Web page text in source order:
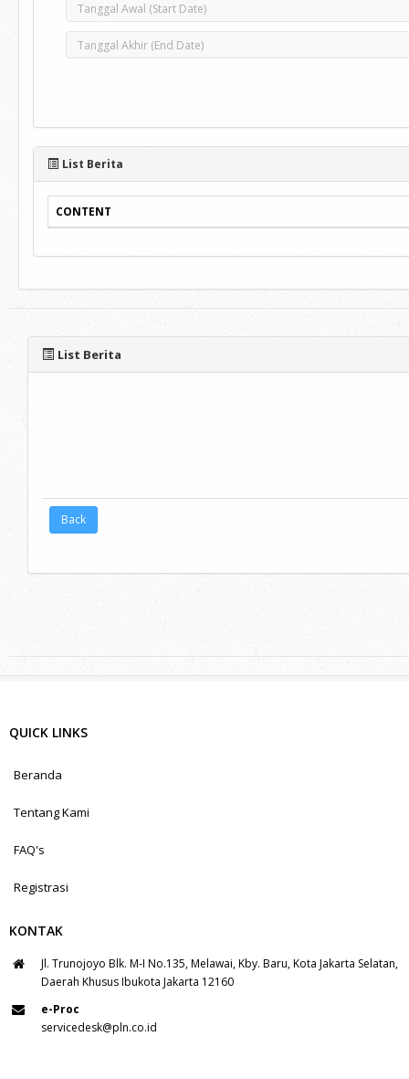
List Berita
CONTENT
List Berita
Back
QUICK LINKS
Beranda
Tentang Kami
FAQ's
Registrasi
KONTAK
Jl. Trunojoyo Blk. M-I No.135, Melawai, Kby. Baru, Kota Jakarta Selatan,
Daerah Khusus Ibukota Jakarta 12160
e-Proc
servicedesk@pln.co.id